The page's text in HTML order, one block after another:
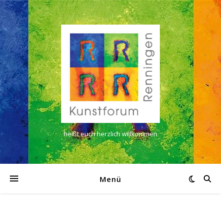
heißt euch herzlich willkommen
Menü